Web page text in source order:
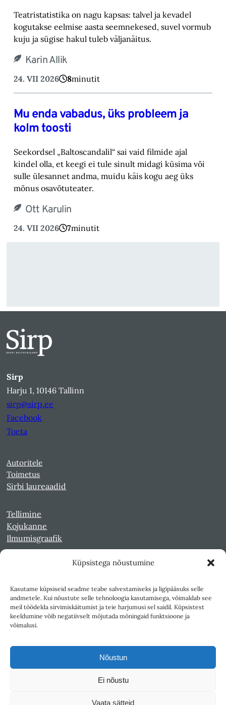
Küpsistega nõustumine
Kasutame küpsiseid seadme teabe salvestamiseks ja ligipääsuks selle
andmetele. Kui nõustute selle tehnoloogia kasutamisega, võimaldab see
meil töödelda sirvimiskäitumist ja teie harjumusi sel saidil. Küpsistest
keeldumine võib negatiivselt mõjutada mõningaid funktsioone ja
võimalusi.
Nõustun
Ei nõustu
Vaata sätteid
Teatristatistika on nagu kapsas: talvel ja kevadel
kogutakse eelmise aasta seemnekesed, suvel vormub
kuju ja sügise hakul tuleb väljanäitus.
Karin Allik
24. VII 2026 8minutit
Mu enda vabadus, üks probleem ja
kolm toosti
Seekordsel „Baltoscandalil“ sai vaid filmide ajal
kindel olla, et keegi ei tule sinult midagi küsima või
sulle ülesannet andma, muidu käis kogu aeg üks
mõnus osavõtuteater.
Ott Karulin
24. VII 2026 7minutit
Sirp
Harju 1, 10146 Tallinn
sirp@sirp.ee
Facebook
Toeta
Autoritele
Toimetus
Sirbi laureaadid
Tellimine
Kojukanne
Ilmumisgraafik
Kultuurileht 1994-1997
Reede 1989-1990
Sirp ja Vasar 1940-1989
Teksti- ja andmekaeve
Väljaandja SA Kultuurileht